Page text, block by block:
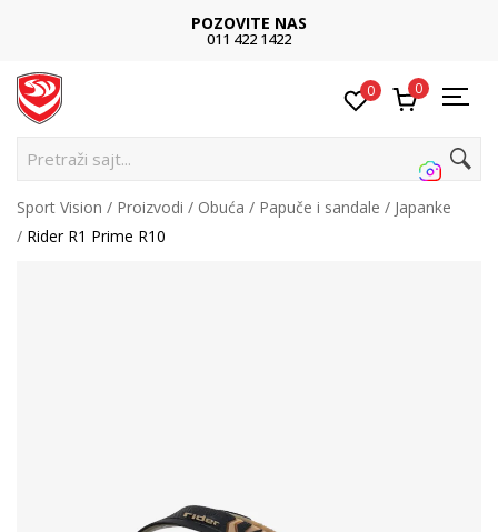
POZOVITE NAS
011 422 1422
0 0
Pretraži sajt...
Sport Vision Proizvodi Obuća Papuče i sandale
Japanke
Rider R1 Prime R10